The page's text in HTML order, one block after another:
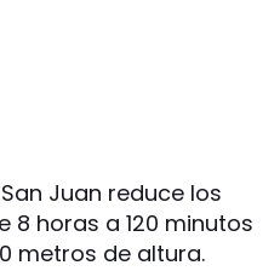
Juan reduce los
horas a 120 minutos
metros de altura.